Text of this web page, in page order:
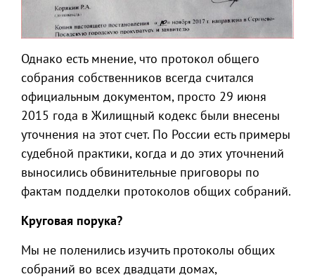
Однако есть мнение, что протокол общего
собрания собственников всегда считался
официальным документом, просто 29 июня
2015 года в Жилищный кодекс были внесены
уточнения на этот счет. По России есть примеры
судебной практики, когда и до этих уточнений
выносились обвинительные приговоры по
фактам подделки протоколов общих собраний.
Круговая порука?
Мы не поленились изучить протоколы общих
собраний во всех двадцати домах,